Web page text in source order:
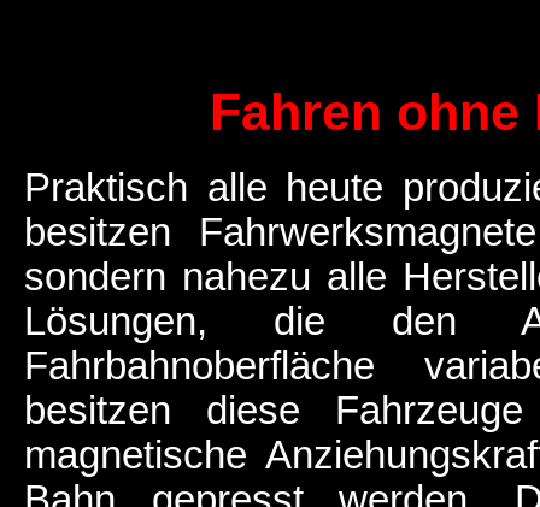
Fahren ohne
Praktisch alle heute
besitzen
sondern nahezu alle
Lösungen, die den
Fahrbahnoberfläche
besitzen diese
magnetische